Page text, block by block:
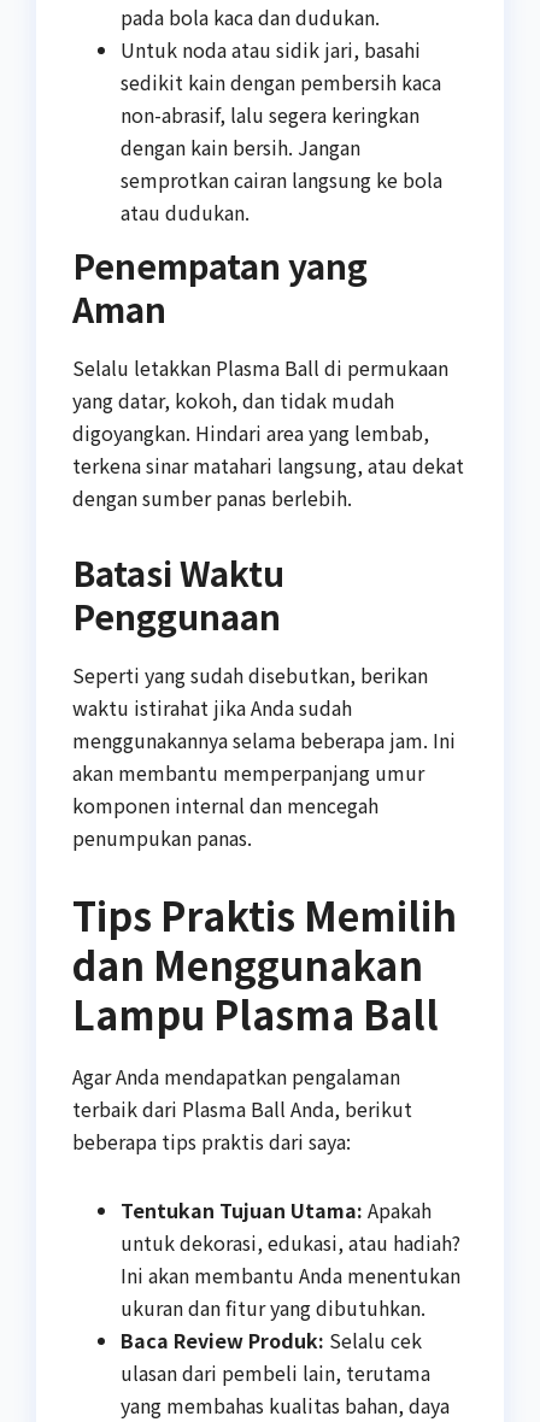
pada bola kaca dan dudukan.
Untuk noda atau sidik jari, basahi
sedikit kain dengan pembersih kaca
non-abrasif, lalu segera keringkan
dengan kain bersih. Jangan
semprotkan cairan langsung ke bola
atau dudukan.
Penempatan yang
Aman
Selalu letakkan Plasma Ball di permukaan
yang datar, kokoh, dan tidak mudah
digoyangkan. Hindari area yang lembab,
terkena sinar matahari langsung, atau dekat
dengan sumber panas berlebih.
Batasi Waktu
Penggunaan
Seperti yang sudah disebutkan, berikan
waktu istirahat jika Anda sudah
menggunakannya selama beberapa jam. Ini
akan membantu memperpanjang umur
komponen internal dan mencegah
penumpukan panas.
Tips Praktis Memilih
dan Menggunakan
Lampu Plasma Ball
Agar Anda mendapatkan pengalaman
terbaik dari Plasma Ball Anda, berikut
beberapa tips praktis dari saya:
Tentukan Tujuan Utama: Apakah
untuk dekorasi, edukasi, atau hadiah?
Ini akan membantu Anda menentukan
ukuran dan fitur yang dibutuhkan.
Baca Review Produk: Selalu cek
ulasan dari pembeli lain, terutama
yang membahas kualitas bahan, daya